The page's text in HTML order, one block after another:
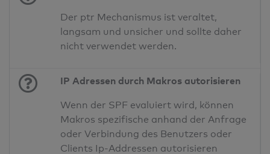
Der ptr Mechanismus ist veraltet,
langsam und unsicher und sollte daher
nicht verwendet werden.
IP Adressen durch Makros autorisieren
Wenn der SPF evaluiert wird, können
Makros spezifische anhand der Anfrage
oder Verbindung des Benutzers oder
Clients Ip-Addressen autorisieren